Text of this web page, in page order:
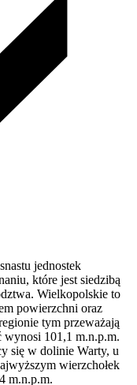
jednostek
które jest siedzibą
Wielkopolskie to
powierzchni oraz
tym przeważają
wynosi 101,1 m.n.p.m.
się w dolinie Warty, u
wierzchołek
m.n.p.m.